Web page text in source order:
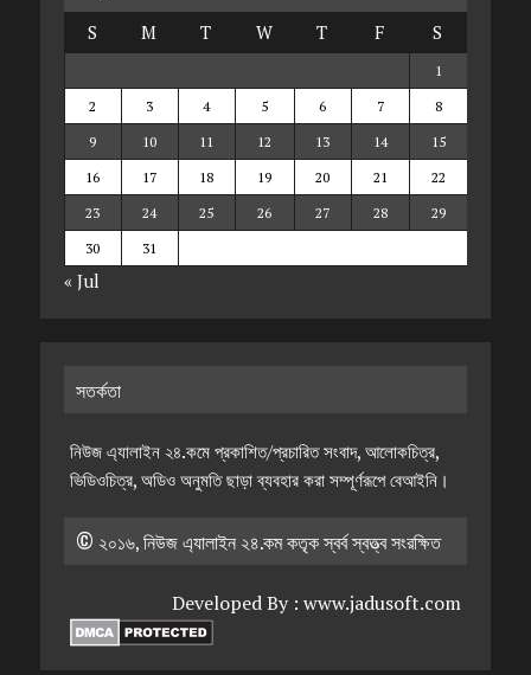
S
M T W T F S
1
2
3 4 5 6 7
8
9
10 11 12 13 14
15
16
17 18 19 20 21
22
23
24 25 26 27 28
29
30
31
« Jul
সতর্কতা
নিউজ এ্যালাইন ২৪.কমে প্রকাশিত/প্রচারিত সংবাদ, আলোকচিত্র,
ভিডিওচিত্র, অডিও অনুমতি ছাড়া ব্যবহার করা সম্পূর্ণরূপে বেআইনি।
© ২০১৬, নিউজ এ্যালাইন ২৪.কম কতৃক স্বর্ব স্বত্ত্ব সংরক্ষিত
Developed By :www.jadusoft.com